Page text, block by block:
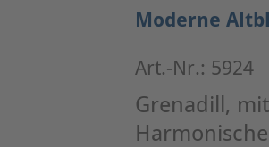
Moderne
Art.-Nr.: 5924
Grenadill,